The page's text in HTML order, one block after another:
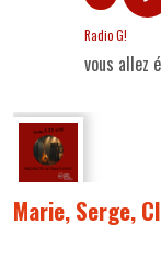
Radio G!
vous allez
Marie, Serge,